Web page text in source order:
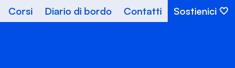
Corsi Diario di bordo Contatti Sostienici